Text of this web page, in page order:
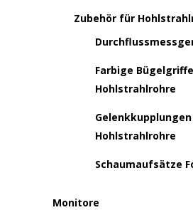
Zubehör für
Farbige
Hohlstrahlrohre
Hohlstrahlrohre
Schaumaufsätze
Monitore